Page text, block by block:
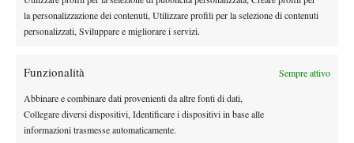
la personalizzazione dei contenuti, Utilizzare profili per la selezione di contenuti
personalizzati, Sviluppare e migliorare i servizi.
Funzionalità Sempre attivo
Abbinare e combinare dati provenienti da altre fonti di dati,
Collegare diversi dispositivi, Identificare i dispositivi in base alle
informazioni trasmesse automaticamente.
Quinn, Sonego entra nel tabellone
Masters 1000 Cincinnati 2026: a che ora e
News